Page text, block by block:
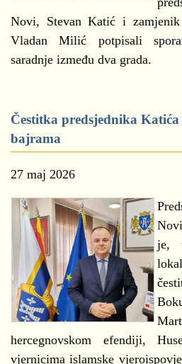
Novi, Stevan Katić i zamjenik
Vladan Milić potpisali
saradnje između dva grada.
Čestitka predsjednika
bajrama
27 maj 2026
je,
hercegnovskom efendiji,
vjernicima islamske